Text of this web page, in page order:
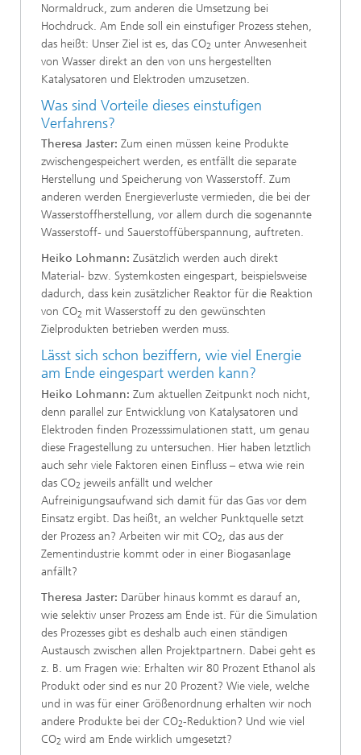
Normaldruck, zum anderen die Umsetzung bei
Hochdruck. Am Ende soll ein einstufiger Prozess stehen,
das heißt: Unser Ziel ist es, das CO2 unter Anwesenheit
von Wasser direkt an den von uns hergestellten
Katalysatoren und Elektroden umzusetzen.
Was sind Vorteile dieses einstufigen
Verfahrens?
Theresa Jaster: Zum einen müssen keine Produkte
zwischengespeichert werden, es entfällt die separate
Herstellung und Speicherung von Wasserstoff. Zum
anderen werden Energieverluste vermieden, die bei der
Wasserstoffherstellung, vor allem durch die sogenannte
Wasserstoff- und Sauerstoffüberspannung, auftreten.
Heiko Lohmann: Zusätzlich werden auch direkt
Material- bzw. Systemkosten eingespart, beispielsweise
dadurch, dass kein zusätzlicher Reaktor für die Reaktion
von CO2 mit Wasserstoff zu den gewünschten
Zielprodukten betrieben werden muss.
Lässt sich schon beziffern, wie viel Energie
am Ende eingespart werden kann?
Heiko Lohmann: Zum aktuellen Zeitpunkt noch nicht,
denn parallel zur Entwicklung von Katalysatoren und
Elektroden finden Prozesssimulationen statt, um genau
diese Fragestellung zu untersuchen. Hier haben letztlich
auch sehr viele Faktoren einen Einfluss – etwa wie rein
das CO2 jeweils anfällt und welcher
Aufreinigungsaufwand sich damit für das Gas vor dem
Einsatz ergibt. Das heißt, an welcher Punktquelle setzt
der Prozess an? Arbeiten wir mit CO2, das aus der
Zementindustrie kommt oder in einer Biogasanlage
anfällt?
Theresa Jaster: Darüber hinaus kommt es darauf an,
wie selektiv unser Prozess am Ende ist. Für die Simulation
des Prozesses gibt es deshalb auch einen ständigen
Austausch zwischen allen Projektpartnern. Dabei geht es
z. B. um Fragen wie: Erhalten wir 80 Prozent Ethanol als
Produkt oder sind es nur 20 Prozent? Wie viele, welche
und in was für einer Größenordnung erhalten wir noch
andere Produkte bei der CO2-Reduktion? Und wie viel
CO2 wird am Ende wirklich umgesetzt?